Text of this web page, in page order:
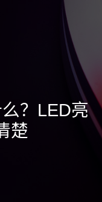
？LED亮
楚